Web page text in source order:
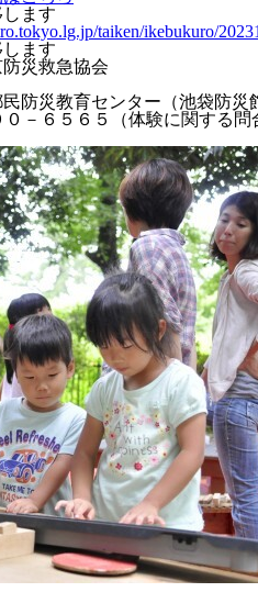
ます
taiken/ikebukuro/
ます
災救急協会
防災教育センター（池袋防災
－６５６５（体験に関する問